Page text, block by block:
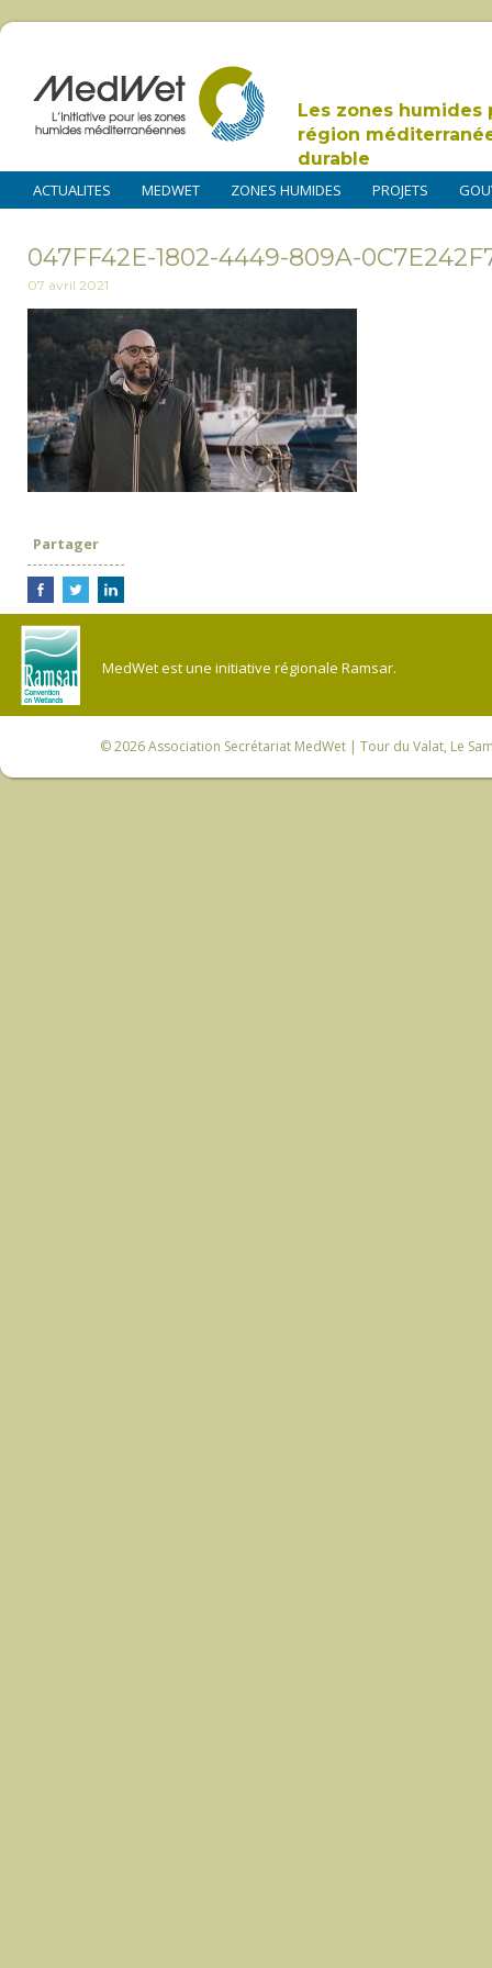
Les zones humides
région
durable
ACTUALITES MEDWET ZONES HUMIDES PROJETS
047FF42E-1802-4449-809A-
07 avril 2021
Partager
MedWet est une initiative régionale Ramsar.
© 2026Association Secrétariat MedWet | Tour du Valat, Le